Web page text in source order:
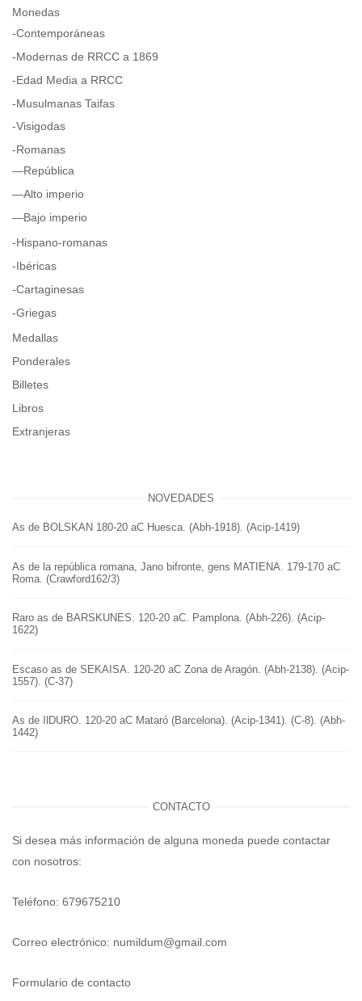
Monedas
-Contemporáneas
-Modernas de RRCC a 1869
-Edad Media a RRCC
-Musulmanas Taifas
-Visigodas
-Romanas
—República
—Alto imperio
—Bajo imperio
-Hispano-romanas
-Ibéricas
-Cartaginesas
-Griegas
Medallas
Ponderales
Billetes
Libros
Extranjeras
NOVEDADES
As de BOLSKAN 180-20 aC Huesca. (Abh-1918). (Acip-1419)
As de la república romana, Jano bifronte, gens MATIENA. 179-170 aC
Roma. (Crawford162/3)
Raro as de BARSKUNES. 120-20 aC. Pamplona. (Abh-226). (Acip-
1622)
Escaso as de SEKAISA. 120-20 aC Zona de Aragón. (Abh-2138). (Acip-
1557). (C-37)
As de IlDURO. 120-20 aC Mataró (Barcelona). (Acip-1341). (C-8). (Abh-
1442)
CONTACTO
Si desea más información de alguna moneda puede contactar
con nosotros:
Teléfono: 679675210
Correo electrónico: numildum@gmail.com
Formulario de contacto